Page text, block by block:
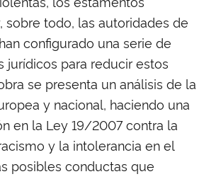
sobre todo, las autoridades de
configurado una serie de
jurídicos para reducir estos
se presenta un análisis de la
y nacional, haciendo una
en la Ley 19/2007 contra la
y la intolerancia en el
posibles conductas que